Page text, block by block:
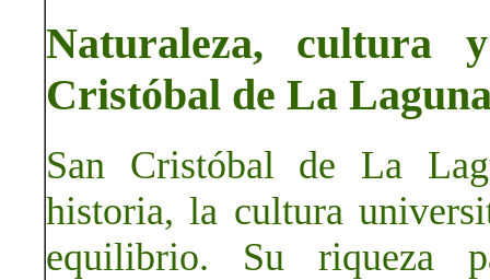
Naturaleza, cultura
Cristóbal de La
San Cristóbal de La
historia, la cultura
equilibrio. Su riqueza